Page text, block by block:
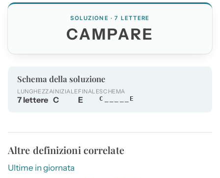
SOLUZIONE · 7 LETTERE
CAMPARE
Schema della soluzione
LUNGHEZZA
7 lettere
INIZIALE
C
FINALE
E
SCHEMA
C_____E
Altre definizioni correlate
Ultime in giornata